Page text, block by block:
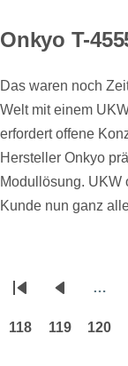
Onkyo T-
Das waren noch
Welt mit einem
erfordert offene
Hersteller Onkyo
Modullösung. UKW
Kunde nun ganz
Erste
Seite
Vorherige
Seite
…
118 119 120